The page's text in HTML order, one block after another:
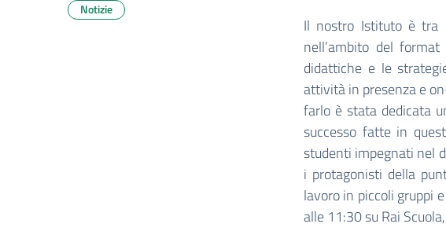
Il nostro Istituto è tra
nell’ambito del
didattiche e le
attività in presenza e
farlo è stata dedicata
successo fatte in
studenti impegnati nel
i protagonisti della
lavoro in piccoli gruppi
alle 11:30 su Rai
Notizie